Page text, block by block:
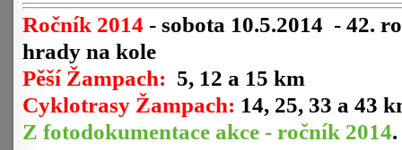
Ročník 2014 - sobota 10.5.2014 - 42.
hrady na kole
Pěší Žampach: 5, 12 a 15 km
Cyklotrasy Žampach: 14, 25, 33 a 43
Z fotodokumentace akce - ročník 2014.